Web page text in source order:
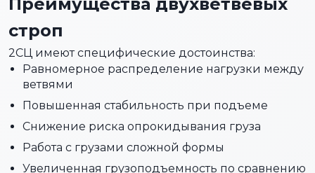
строп
2СЦ имеют специфические достоинства:
Равномерное распределение нагрузки между
ветвями
Повышенная стабильность при подъеме
Снижение риска опрокидывания груза
Работа с грузами сложной формы
Увеличенная грузоподъемность по сравнению